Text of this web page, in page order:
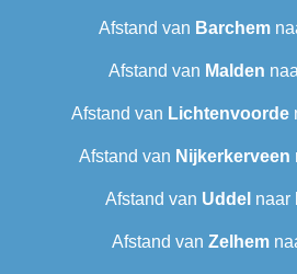
Afstand van Barchem
Afstand van Malden
Afstand van Lichtenvoorde
Afstand van Nijkerkerveen
Afstand van Uddel naar
Afstand van Zelhem